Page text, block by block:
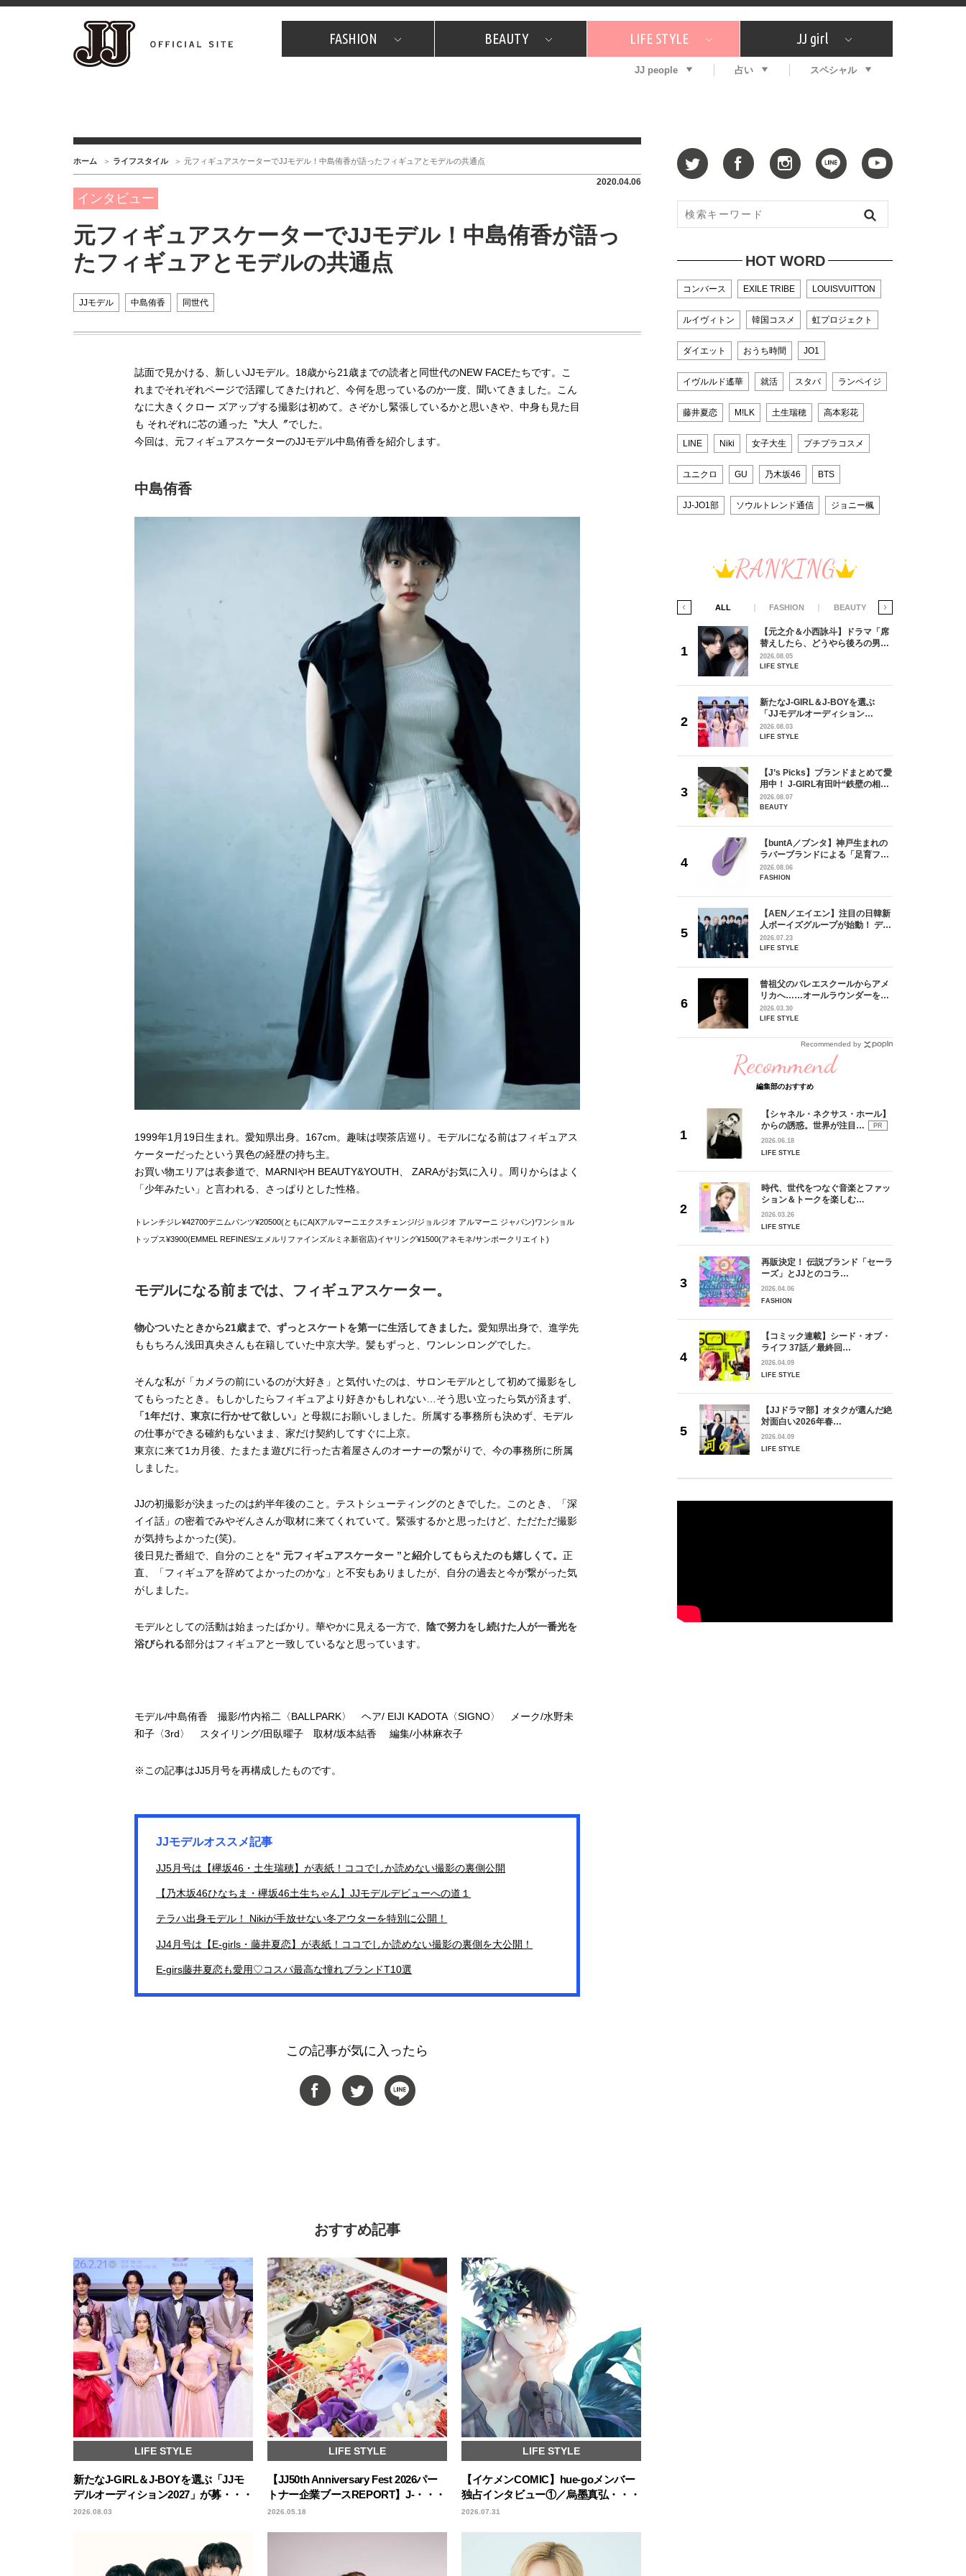
FASHION
JJスタッフの"それどこの"？ プチプラ プレゼント
BEAUTY
コスメ全部試してみた What's NEW？ 特集
LIFE STYLE
JJグルメガイド エンタメ プレゼント
恋愛
JJ girl
特集 おしゃラン！
JJ people 占い スペシャル
ホーム ライフスタイル 元フィギュアスケーターでJJモデル！中島侑香が語ったフィギュアとモデルの共通点
2020.04.06
インタビュー
元フィギュアスケーターでJJモデル！中島侑香が語っ
たフィギュアとモデルの共通点
JJモデル 中島侑香 同世代
誌面で見かける、新しいJJモデル。18歳から21歳までの読者と同世代のNEW FACEたちです。こ
れまでそれぞれページで活躍してきたけれど、今何を思っているのか一度、聞いてきました。こん
なに大きくクロー ズアップする撮影は初めて。さぞかし緊張しているかと思いきや、中身も見た目
も それぞれに芯の通った〝大人〞でした。
今回は、元フィギュアスケーターのJJモデル中島侑香を紹介します。
中島侑香
1999年1月19日生まれ。愛知県出身。167cm。趣味は喫茶店巡り。モデルになる前はフィギュアス
ケーターだったという異色の経歴の持ち主。
お買い物エリアは表参道で、MARNIやH BEAUTY&YOUTH、 ZARAがお気に入り。周りからはよく
「少年みたい」と言われる、さっぱりとした性格。
トレンチジレ¥42700デニムパンツ¥20500(ともにA|Xアルマーニエクスチェンジ/ジョルジオ アルマーニ ジャパン)ワンショル
トップス¥3900(EMMEL REFINES/エメルリファインズルミネ新宿店)イヤリング¥1500(アネモネ/サンポークリエイト)
モデルになる前までは、フィギュアスケーター。
物心ついたときから21歳まで、ずっとスケートを第一に生活してきました。 愛知県出身で、進学先
ももちろん浅田真央さんも在籍していた中京大学。髪もずっと、ワンレンロングでした。
そんな私が「カメラの前にいるのが大好き」と気付いたのは、サロンモデルとして初めて撮影をし
てもらったとき。もしかしたらフィギュアより好きかもしれない…そう思い立ったら気が済まず、
「1年だけ、東京に行かせて欲しい」 と母親にお願いしました。所属する事務所も決めず、モデル
の仕事ができる確約もないまま、家だけ契約してすぐに上京。
東京に来て1カ月後、たまたま遊びに行った古着屋さんのオーナーの繋がりで、今の事務所に所属
しました。
JJの初撮影が決まったのは約半年後のこと。テストシューティングのときでした。このとき、「深
イイ話」の密着でみやぞんさんが取材に来てくれていて。緊張するかと思ったけど、ただただ撮影
が気持ちよかった(笑)。
後日見た番組で、自分のことを“ 元フィギュアスケーター ”と紹介してもらえたのも嬉しくて。 正
直、「フィギュアを辞めてよかったのかな」と不安もありましたが、自分の過去と今が繋がった気
がしました。
モデルとしての活動は始まったばかり。華やかに見える一方で、
陰で努力をし続けた人が一番光を
浴びられる部分はフィギュアと一致しているなと思っています。
モデル/中島侑香 撮影/竹内裕二〈BALLPARK〉 ヘア/ EIJI KADOTA〈SIGNO〉 メーク/水野未
和子〈3rd〉 スタイリング/田臥曜子 取材/坂本結香 編集/小林麻衣子
※この記事はJJ5月号を再構成したものです。
JJモデルオススメ記事
JJ5月号は【欅坂46・土生瑞穂】が表紙！ココでしか読めない撮影の裏側公開
【乃木坂46ひなちま・欅坂46土生ちゃん】JJモデルデビューへの道１
テラハ出身モデル！ Nikiが手放せない冬アウターを特別に公開！
JJ4月号は【E-girls・藤井夏恋】が表紙！ココでしか読めない撮影の裏側を大公開！
E-girs藤井夏恋も愛用♡コスパ最高な憧れブランドT10選
この記事が気に入ったら
おすすめ記事
LIFE STYLE
新たなJ-GIRL＆J-BOYを選ぶ「JJモ
デルオーディション2027」が募・・・
2026.08.03
LIFE STYLE
【JJ50th Anniversary Fest 2026パー
トナー企業ブースREPORT】J-・・・
2026.05.18
LIFE STYLE
【イケメンCOMIC】hue-goメンバー
独占インタビュー①／烏墨真弘・・・
2026.07.31
HOT WORD
コンバース EXILE TRIBE LOUISVUITTON
ルイヴィトン 韓国コスメ 虹プロジェクト
ダイエット おうち時間 JO1
イヴルルド遙華 就活 スタバ ランペイジ
藤井夏恋 M!LK 土生瑞穂 高本彩花
LINE Niki 女子大生 プチプラコスメ
ユニクロ GU 乃木坂46 BTS
JJ-JO1部 ソウルトレンド通信 ジョニー楓
RANKING
ALL FASHION BEAUTY
【J’s Picks】ブランドまとめて愛
用中！ J-GIRL有田叶“鉄壁の相
棒”〈ビューティ＆ファッション
【JJ専属モデルの素顔】ビューテ
ィ大好き！ 松川 星のお気に入り
コスメをCHECK
【J’s Picks】悲しい経験でたどり
着いた…J-BOY三上龍の手放せな
い“オールインワン”アイテム〈ビ
ューティ＆ファッション夏の必需
品〉
2026.08.05
BEAUTY
【注目アーティストRainy。っ
て？】自称“コスメオタク見習
い”のポーチの中身、拝見しま
2026.01.30
BEAUTY
【J’s Picks】J-GIRL早坂萌香の
徹底した日焼けケア！ でも、いち
ばん大切なのは…〈ビューティ＆
ファッション夏の必需品〉
2026.07.24
BEAUTY
【体験レポ】 ニュウマン高輪！
uka新店舗「uka store / Care &
Share」でネイルケア体験！JJア
フタヌーンティー来場者限定チケ
ットも
人ボーイズグループが始動！ デビ
ュー目前のフレッシュな面々を独
占インタビュー。7人の魅力に迫
ります♪
2026.07.23
LIFE STYLE
曾祖父のバレエスクールからアメ
リカへ……オールラウンダーを目
指すダンサーは踊ることが好きす
ぎる【王子様の推しドコロ】
vol.29 三宅啄未さん
2026.03.30
LIFE STYLE
【元之介＆小西詠斗】ドラマ「席
替えしたら、どうやら後ろの男が
どうやら俺のこと好きらしい」放
送記念インタビュー♡ 「自然と詠
2026.08.05
LIFE STYLE
新たなJ-GIRL＆J-BOYを選ぶ
「JJモデルオーディション
2027」が募集開始！ 予選ブロッ
クは候補生の“魅力”を重視した
2026.08.03
LIFE STYLE
【J’s Picks】ブランドまとめて愛
用中！ J-GIRL有田叶“鉄壁の相
棒”〈ビューティ＆ファッション
夏の必需品〉
2026.08.07
BEAUTY
【buntA／ブンタ】神戸生まれの
ラバーブランドによる「足育フッ
トウェア」。伊勢丹新宿店でPOP-
UP開催中！
2026.08.06
FASHION
【AEN／エイエン】注目の日韓新
人ボーイズグループが始動！ デビ
ュー目前のフレッシュな面々を独
占インタビュー。7人の魅力に迫
2026.07.23
LIFE STYLE
曾祖父のバレエスクールからアメ
リカへ……オールラウンダーを目
指すダンサーは踊ることが好きす
ぎる【王子様の推しドコロ】
2026.03.30
LIFE STYLE
Recommended by
Recommend
編集部のおすすめ
【シャネル・ネクサス・ホール】
からの誘惑。世界が注目…
PR
2026.06.18
LIFE STYLE
時代、世代をつなぐ音楽とファッ
ション＆トークを楽しむ…
2026.03.26
LIFE STYLE
再販決定！ 伝説ブランド「セーラ
ーズ」とJJとのコラ…
2026.04.06
FASHION
【コミック連載】シード・オブ・
ライフ 37話／最終回…
2026.04.09
LIFE STYLE
【JJドラマ部】オタクが選んだ絶
対面白い2026年春…
2026.04.09
LIFE STYLE